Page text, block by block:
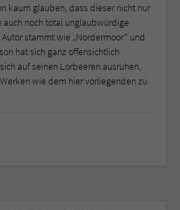
kaum glauben, dass dieser nicht nur
noch total unglaubwürdige
stammt wie „Nordermoor“ und
hat sich ganz offensichtlich
auf seinen Lorbeeren ausruhen,
wie dem hier vorliegenden zu